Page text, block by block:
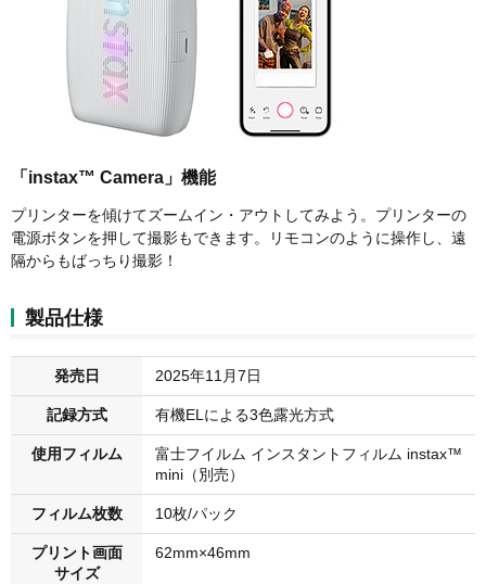
「instax™ Camera」機能
プリンターを傾けてズームイン・アウトしてみよう。プリンターの
電源ボタンを押して撮影もできます。リモコンのように操作し、遠
隔からもばっちり撮影！
製品仕様
発売日 2025年11月7日
記録方式 有機ELによる3色露光方式
使用フィルム
富士フイルム インスタントフィルム instax™
mini（別売）
フィルム枚数 10枚/パック
プリント画面
サイズ
62mm×46mm